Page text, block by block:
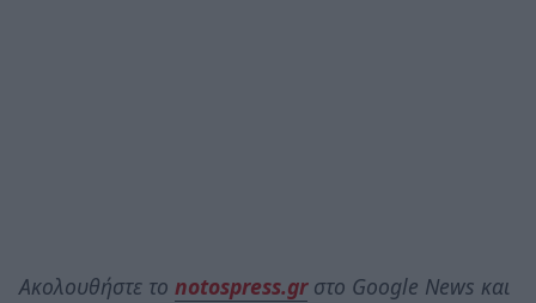
Ακολουθήστε το notospress.grστο Google News και